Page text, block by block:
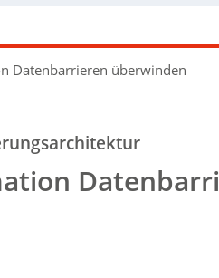
Datenbarrieren überwinden